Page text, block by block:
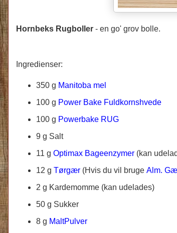
Hornbeks Rugboller - en go' grov bolle.
Ingredienser:
350 g Manitoba mel
100 g Power Bake Fuldkornshvede
100 g Powerbake RUG
9 g Salt
11 g Optimax Bageenzymer (kan
12 g Tørgær (Hvis du vil bruge Alm.
2 g Kardemomme (kan udelades)
50 g Sukker
8 g MaltPulver